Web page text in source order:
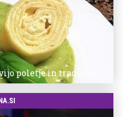
poletje in tradicijo